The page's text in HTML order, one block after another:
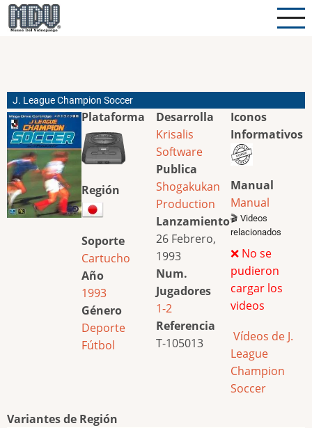
Pasar
al
J. League Champion Soccer
Plataforma
Región
Soporte
Cartucho
Año
1993
Género
Deporte
Fútbol
Desarrolla
Krisalis
Software
Publica
Shogakukan
Production
Lanzamiento
26 Febrero,
1993
Num.
Jugadores
1-2
Referencia
T-105013
Iconos
Informativos
Manual
Manual
🎬 Videos
relacionados
❌ No se
pudieron
cargar los
videos
Vídeos de J.
League
Champion
Soccer
Variantes de Región